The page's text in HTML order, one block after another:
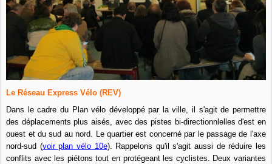
Le Réseau Express Vélo (REV)
Dans le cadre du Plan vélo développé par la ville, il s'agit de permettre
des déplacements plus aisés, avec des pistes bi-directionnlelles d'est en
ouest et du sud au nord. Le quartier est concerné par le passage de l'axe
nord-sud (voir plan vélo 10e). Rappelons qu'il s'agit aussi de réduire les
conflits avec les piétons tout en protégeant les cyclistes. Deux variantes